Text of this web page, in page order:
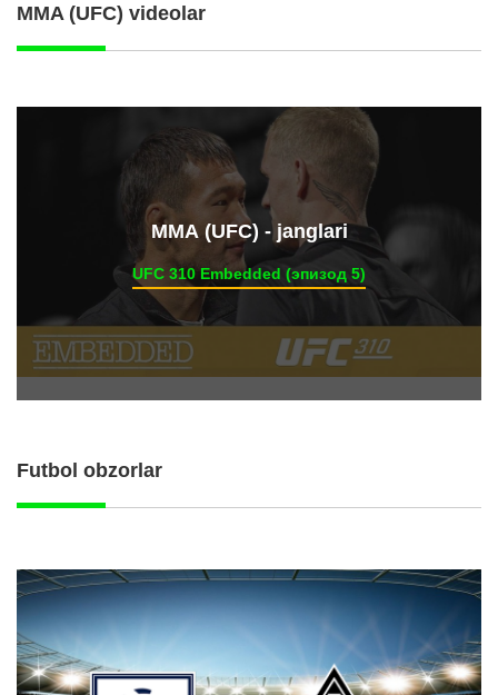
MMA (UFC) videolar
ММА (UFC) - janglari
UFC 310 Embedded (эпизод 5)
Futbol obzorlar